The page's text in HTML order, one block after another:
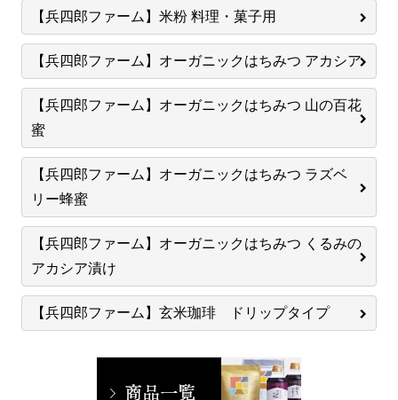
【兵四郎ファーム】米粉 料理・菓子用
【兵四郎ファーム】オーガニックはちみつ アカシア
【兵四郎ファーム】オーガニックはちみつ 山の百花
蜜
【兵四郎ファーム】オーガニックはちみつ ラズベ
リー蜂蜜
【兵四郎ファーム】オーガニックはちみつ くるみの
アカシア漬け
【兵四郎ファーム】玄米珈琲 ドリップタイプ